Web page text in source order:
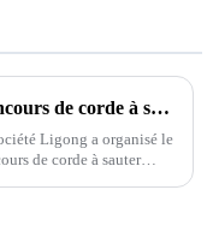
Concours de corde à sauter d'hiver de Ligong 2023
Ligong a organisé le
de corde à sauter